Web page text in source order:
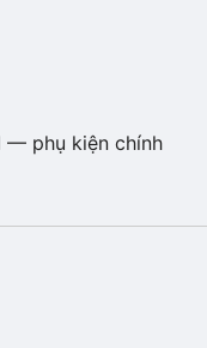
— phụ kiện chính